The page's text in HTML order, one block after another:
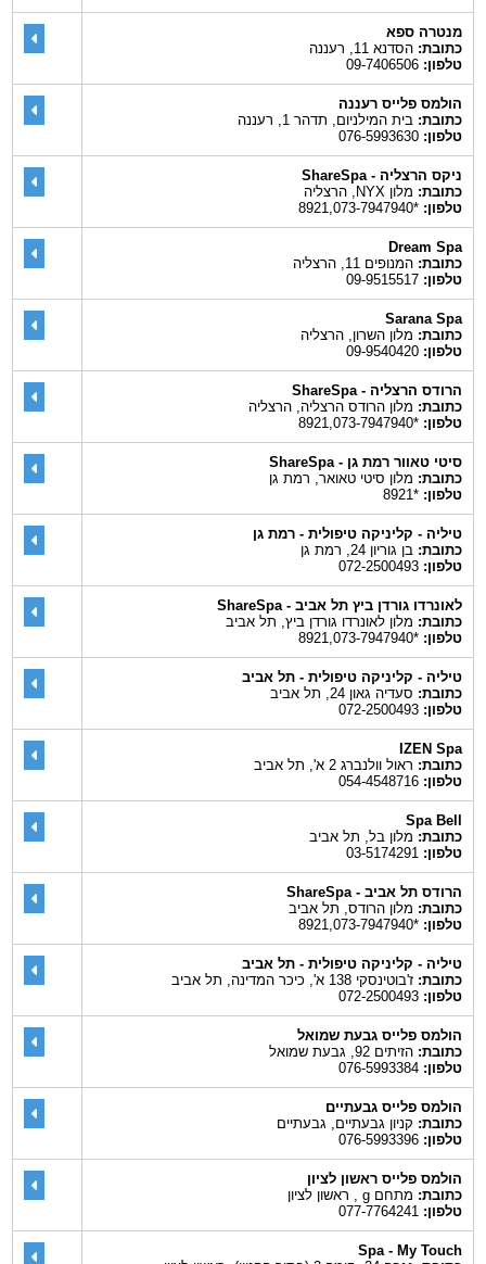
מנטרה ספא
כתובת:הסדנא 11, רעננה
טלפון:09-7406506
הולמס פלייס רעננה
כתובת:בית המילניום, תדהר 1, רעננה
טלפון:076-5993630‎
ניקס הרצליה - ShareSpa
כתובת:מלון NYX, הרצליה
טלפון:*8921,073-7947940
Dream Spa
כתובת:המנופים 11, הרצליה
טלפון:09-9515517
Sarana Spa
כתובת:מלון השרון, הרצליה
טלפון:09-9540420
הרודס הרצליה - ShareSpa
כתובת:מלון הרודס הרצליה, הרצליה
טלפון:*8921,073-7947940
סיטי טאוור רמת גן - ShareSpa
כתובת:מלון סיטי טאואר, רמת גן
טלפון:*8921
טיליה - קליניקה טיפולית - רמת גן
כתובת:בן גוריון 24, רמת גן
טלפון:072-2500493
לאונרדו גורדן ביץ תל אביב - ShareSpa
כתובת:מלון לאונרדו גורדן ביץ, תל אביב
טלפון:*8921,073-7947940
טיליה - קליניקה טיפולית - תל אביב
כתובת:סעדיה גאון 24, תל אביב
טלפון:072-2500493
IZEN Spa
כתובת:ראול וולנברג 2 א', תל אביב
טלפון:054-4548716
Spa Bell
כתובת:מלון בל, תל אביב
טלפון:03-5174291
הרודס תל אביב - ShareSpa
כתובת:מלון הרודס, תל אביב
טלפון:*8921,073-7947940
טיליה - קליניקה טיפולית - תל אביב
כתובת:ז'בוטינסקי 138 א', כיכר המדינה, תל אביב
טלפון:072-2500493
הולמס פלייס גבעת שמואל
כתובת:הזיתים 92, גבעת שמואל
טלפון:076-5993384
הולמס פלייס גבעתיים
כתובת:קניון גבעתיים, גבעתיים
טלפון:076-5993396
הולמס פלייס ראשון לציון
כתובת:מתחם g , ראשון לציון
טלפון:077-7764241
Spa - My Touch